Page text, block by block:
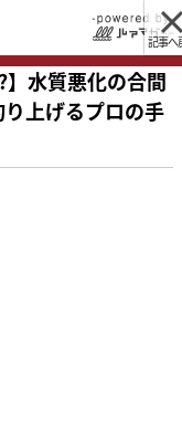
記事へ
水質悪化の合間
上げるプロの手